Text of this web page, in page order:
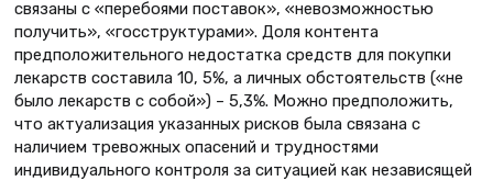
связаны с «перебоями поставок», «невозможностью
получить», «госструктурами». Доля контента
предположительного недостатка средств для покупки
лекарств составила 10, 5%, а личных обстоятельств («не
было лекарств с собой») – 5,3%. Можно предположить,
что актуализация указанных рисков была связана с
наличием тревожных опасений и трудностями
индивидуального контроля за ситуацией как независящей